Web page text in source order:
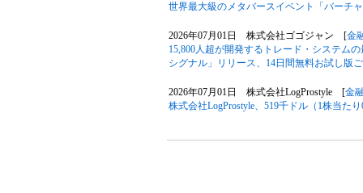
世界最大級のメタバースイベント「バーチ
2026年07月01日 株式会社ゴゴジャン [金
15,800人超が開発するトレード・システム
シグナル」リリース、14日間無料お試し版
2026年07月01日 株式会社LogProstyle [金
株式会社LogProstyle、519千ドル（1株当た